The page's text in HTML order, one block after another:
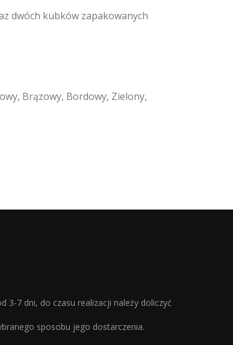
dwóch kubków zapakowanych
Brązowy, Bordowy, Zielony,
3-7 dni, do czasu realizacji należy doliczyć
sposobu jego dostarczenia.